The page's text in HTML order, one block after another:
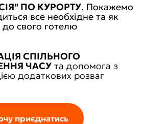
ПО КУРОРТУ. Покажемо
все необхідне та як
до свого готелю
СПІЛЬНОГО
ЧАСУ та допомога з
додаткових розваг
приєднатись